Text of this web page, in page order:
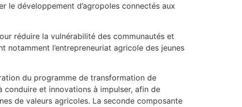
le développement d’agropoles connectés aux
réduire la vulnérabilité des communautés et
l’entrepreneuriat agricole des jeunes
du programme de transformation de
conduire et innovations à impulser, afin de
de valeurs agricoles. La seconde composante